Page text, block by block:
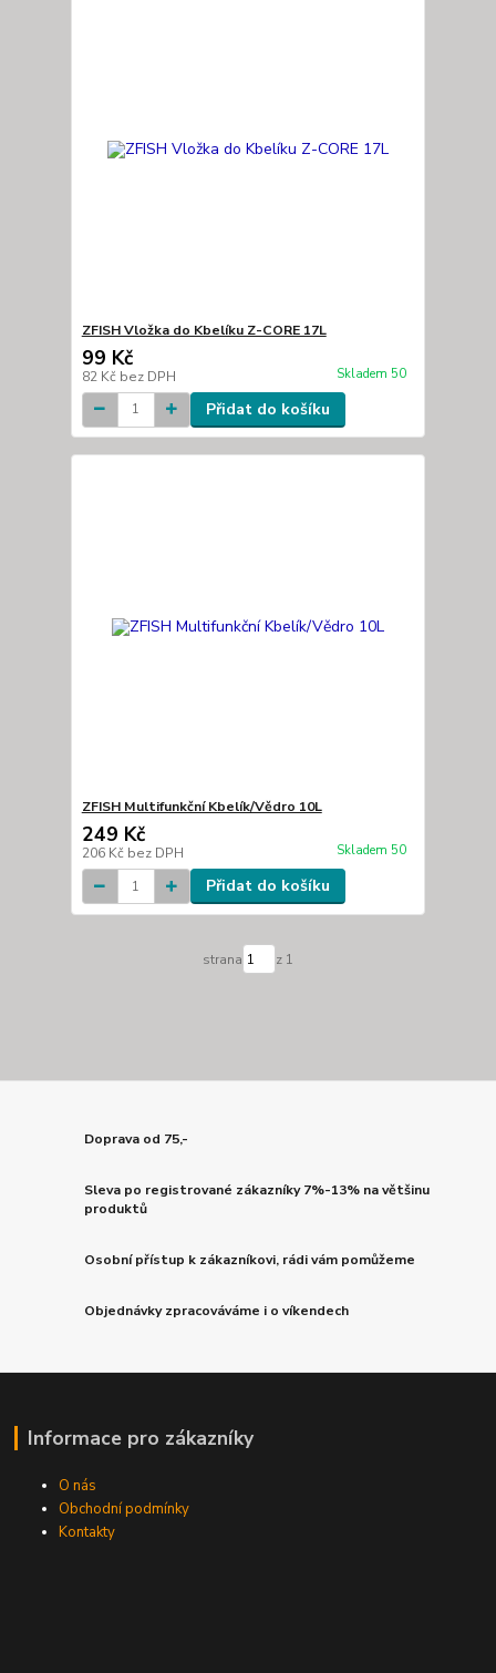
ZFISH Vložka do Kbelíku Z-CORE 17L
99 Kč
82 Kč bez DPH Skladem 50
Přidat do košíku
ZFISH Multifunkční Kbelík/Vědro 10L
249 Kč
206 Kč bez DPH Skladem 50
Přidat do košíku
strana z 1
Doprava od 75,-
Sleva po registrované zákazníky 7%-13% na většinu
produktů
Osobní přístup k zákazníkovi, rádi vám pomůžeme
Objednávky zpracováváme i o víkendech
Informace pro zákazníky
O nás
Obchodní podmínky
Kontakty